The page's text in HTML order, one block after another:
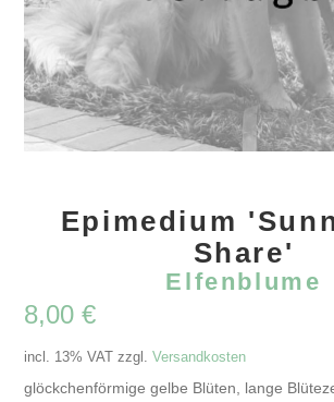
Epimedium
Share'
Elfenblume
8,00€
incl. 13% VAT zzgl.Versandkosten
glöckchenförmige gelbe Blüten, lange